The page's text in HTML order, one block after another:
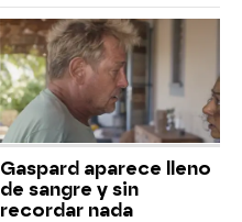
Gaspard aparece lleno
de sangre y sin
recordar nada